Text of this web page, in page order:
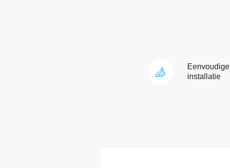
Eenvoudige
installatie